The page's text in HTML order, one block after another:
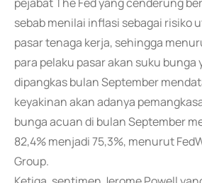
sebab menilai inflasi sebagai risiko
pasar tenaga kerja, sehingga
para pelaku pasar akan suku bunga
dipangkas bulan September
keyakinan akan adanya
bunga acuan di bulan September
82,4% menjadi 75,3%, menurut
Group.